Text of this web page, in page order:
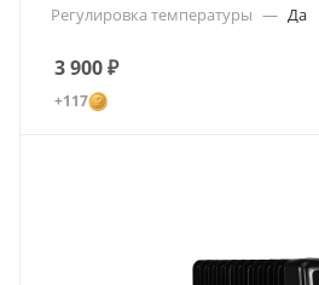
Регулировка температуры — Да
3 900₽
+117